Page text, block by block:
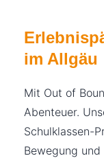
im Allgäu
Mit Out of
Abenteuer.
Schulklassen-
Bewegung